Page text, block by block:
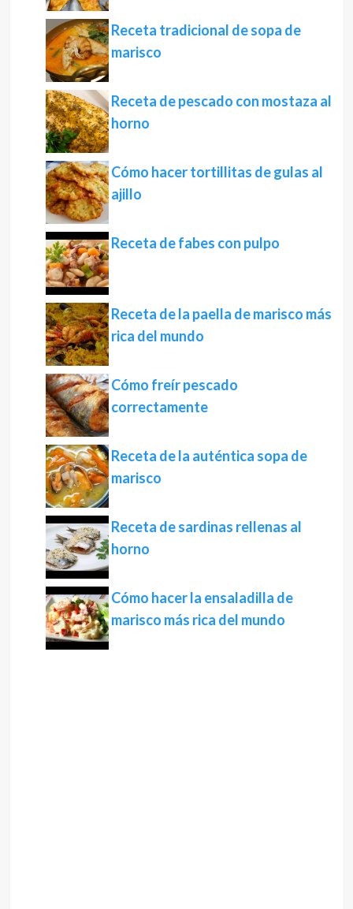
Receta tradicional de sopa de
marisco
Receta de pescado con mostaza al
horno
Cómo hacer tortillitas de gulas al
ajillo
Receta de fabes con pulpo
Receta de la paella de marisco más
rica del mundo
Cómo freír pescado
correctamente
Receta de la auténtica sopa de
marisco
Receta de sardinas rellenas al
horno
Cómo hacer la ensaladilla de
marisco más rica del mundo